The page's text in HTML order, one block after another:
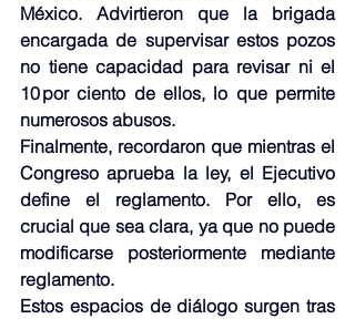
México. Advirtieron que la brigada
encargada de supervisar estos pozos
no tiene capacidad para revisar ni el
10 por ciento de ellos, lo que permite
numerosos abusos.
Finalmente, recordaron que mientras el
Congreso aprueba la ley, el Ejecutivo
define el reglamento. Por ello, es
crucial que sea clara, ya que no puede
modificarse posteriormente mediante
reglamento.
Estos espacios de diálogo surgen tras